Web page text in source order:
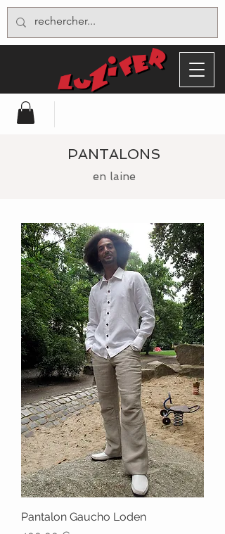
PANTALONS
en laine
Pantalon Gaucho Loden